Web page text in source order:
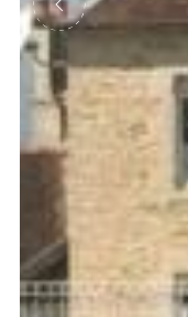
Précédent